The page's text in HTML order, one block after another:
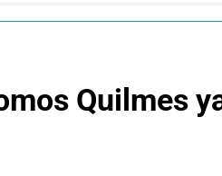
Quilmes